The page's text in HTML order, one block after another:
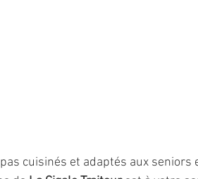
cuisinés et adaptés aux